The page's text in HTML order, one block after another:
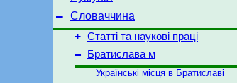
– Словаччина
+ Статті та наукові праці
– Братислава м
Українські місця в Братиславі